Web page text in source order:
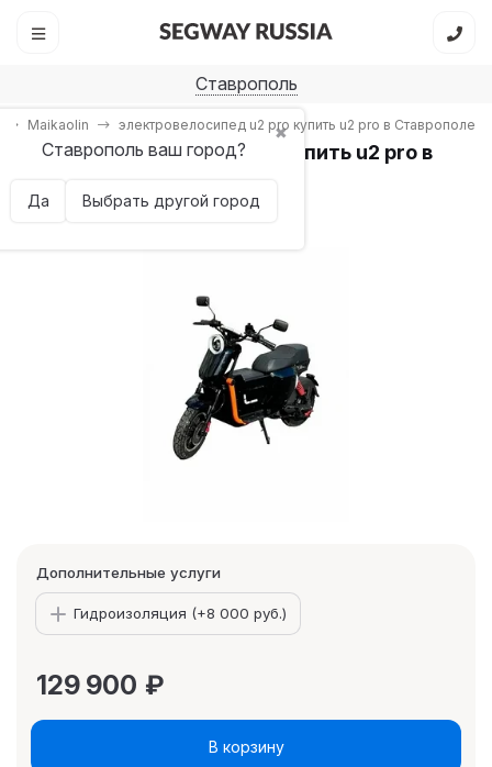
Ставрополь
✖
Ставрополь ваш город?
Да Выбрать другой город
Maikaolin электровелосипед u2 pro купить u2 pro в Ставрополе
электровелосипед u2 pro купить u2 pro в
Дополнительные услуги
Гидроизоляция (+8 000 руб.)
129 900 ₽
В корзину